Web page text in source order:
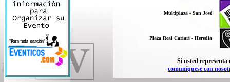
Multiplaza - San José
Plaza Real Cariari - Heredia
Si usted
comuníquese con